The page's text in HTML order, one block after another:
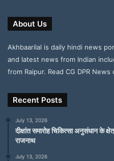
About Us
Akhbaarilal is daily hindi news
and latest news from Indian
from Raipur. Read CG DPR
Recent Posts
July 13, 2026
दीक्षांत समारोह चिकित्सा अनुसंधान के
राजनाथ
July 13, 2026